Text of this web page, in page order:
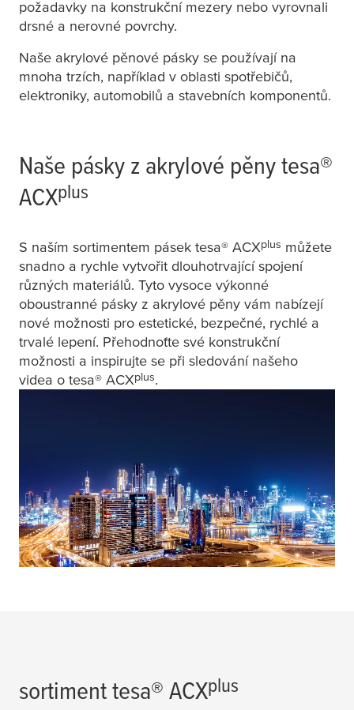
požadavky na konstrukční mezery nebo vyrovnali
drsné a nerovné povrchy.
Naše akrylové pěnové pásky se používají na
mnoha trzích, například v oblasti spotřebičů,
elektroniky, automobilů a stavebních komponentů.
Naše pásky z akrylové pěny tesa®
ACXplus
S naším sortimentem pásek tesa® ACXplus můžete
snadno a rychle vytvořit dlouhotrvající spojení
různých materiálů. Tyto vysoce výkonné
oboustranné pásky z akrylové pěny vám nabízejí
nové možnosti pro estetické, bezpečné, rychlé a
trvalé lepení. Přehodnoťte své konstrukční
možnosti a inspirujte se při sledování našeho
videa o tesa® ACXplus.
sortiment tesa® ACXplus